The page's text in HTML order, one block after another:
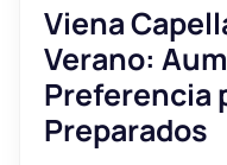
Viena
Verano:
Preferencia
Preparados